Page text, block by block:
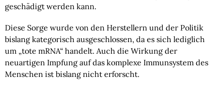
geschädigt werden kann.
Diese Sorge wurde von den Herstellern und der Politik
bislang kategorisch ausgeschlossen, da es sich lediglich
um „tote mRNA“ handelt. Auch die Wirkung der
neuartigen Impfung auf das komplexe Immunsystem des
Menschen ist bislang nicht erforscht.